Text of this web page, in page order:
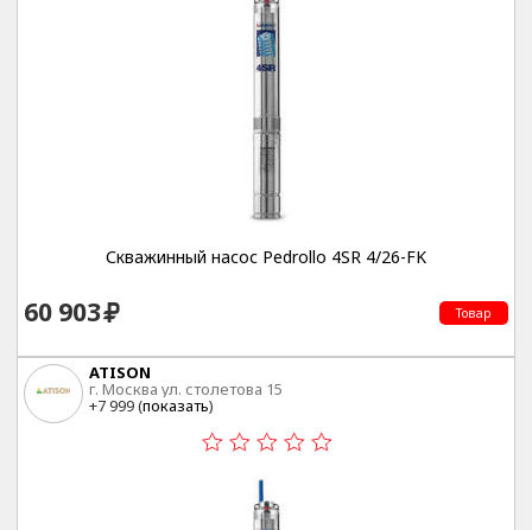
Скважинный насос Pedrollo 4SR 4/26-FK
60 903 Товар
ATISON
г. Москва ул. столетова 15
+7 999 (показать)